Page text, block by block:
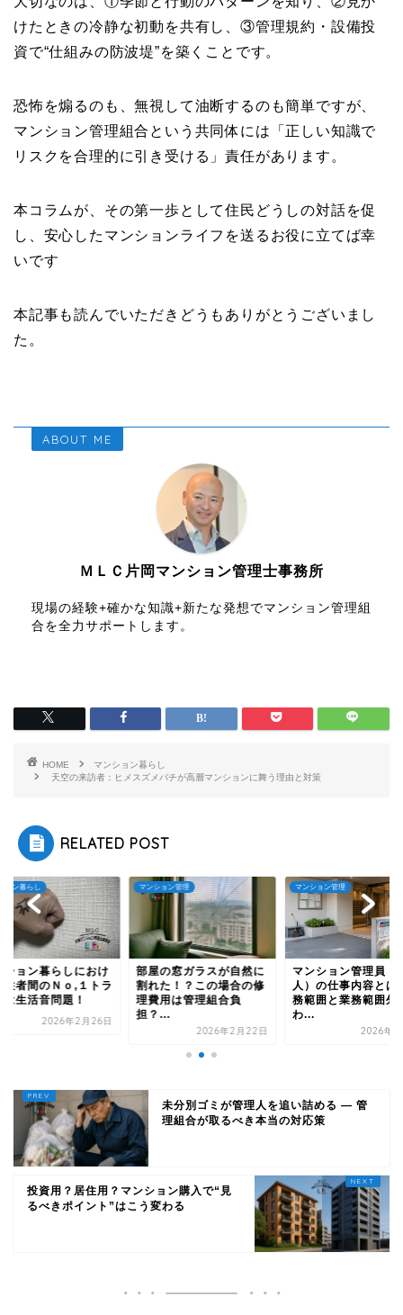
けたときの冷静な初動を共有し、③管理規約・設備投
資で“仕組みの防波堤”を築くことです。
恐怖を煽るのも、無視して油断するのも簡単ですが、
マンション管理組合という共同体には「正しい知識で
リスクを合理的に引き受ける」責任があります。
本コラムが、その第一歩として住民どうしの対話を促
し、安心したマンションライフを送るお役に立てば幸
いです
本記事も読んでいただきどうもありがとうございまし
た。
ABOUT ME
ＭＬＣ片岡マンション管理士事務所
現場の経験+確かな知識+新たな発想でマンション管理組
合を全力サポートします。
HOME
マンション暮らし
天空の来訪者：ヒメスズメバチが高層マンションに舞う理由と対策
RELATED POST
ョン管理
の窓ガラスが自然に
た！？この場合の修
用は管理組合負
マンション管理
マンション管理員（管理
人）の仕事内容とは？業
務範囲と業務範囲外を
わ...
2026年7月6日
マンション暮らし
マンション暮らしに
る居住者間のＮｏ,
ブルは生活音問題！
未分別ゴミが管理人を追い詰める ― 管
理組合が取るべき本当の対応策
投資用？居住用？マンション購入で“見
るべきポイント”はこう変わる